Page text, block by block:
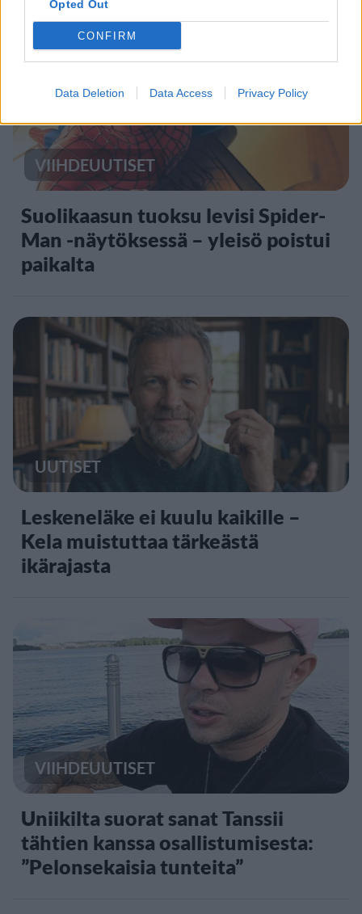
Opted Out
CONFIRM
Data Deletion Data Access Privacy Policy
5
VIIHDEUUTISET
Suolikaasun tuoksu levisi Spider-
Man -näytöksessä – yleisö poistui
paikalta
UUTISET
Leskeneläke ei kuulu kaikille –
Kela muistuttaa tärkeästä
ikärajasta
VIIHDEUUTISET
Uniikilta suorat sanat Tanssii
tähtien kanssa osallistumisesta:
”Pelonsekaisia tunteita”